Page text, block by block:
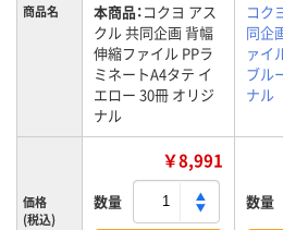
商品名 本商品：コクヨ アス
クル 共同企画 背幅
伸縮ファイル PPラ
ミネートA4タテ イ
エロー 30冊 オリジ
ナル
コク
同企
ァイ
ブル
ナル
価格
(税込)
￥8,991
数量 数量